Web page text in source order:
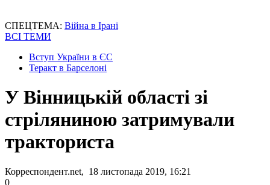
СПЕЦТЕМА: Війна в Ірані
ВСІ ТЕМИ
Вступ України в ЄС
Теракт в Барселоні
У Вінницькій області зі
стріляниною затримували
тракториста
Корреспондент.net, 18 листопада 2019, 16:21
0